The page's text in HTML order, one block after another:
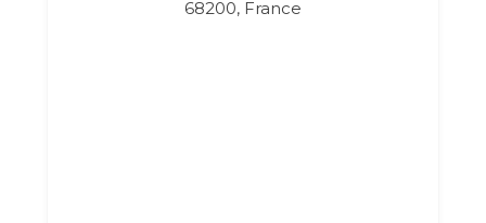
68200, France